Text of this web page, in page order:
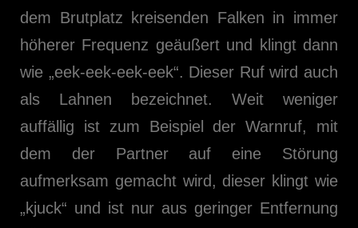
dem Brutplatz kreisenden Falken in immer
höherer Frequenz geäußert und klingt dann
wie „eek-eek-eek-eek“. Dieser Ruf wird auch
als Lahnen bezeichnet. Weit weniger
auffällig ist zum Beispiel der Warnruf, mit
dem der Partner auf eine Störung
aufmerksam gemacht wird, dieser klingt wie
„kjuck“ und ist nur aus geringer Entfernung